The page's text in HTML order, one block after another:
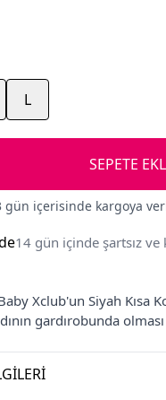
L
SEPETE
gün içerisinde kargoya
14 gün içinde şartsız ve
Xclub'un Siyah Kısa
gardırobunda